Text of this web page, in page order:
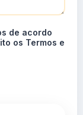
de acordo
os Termos e